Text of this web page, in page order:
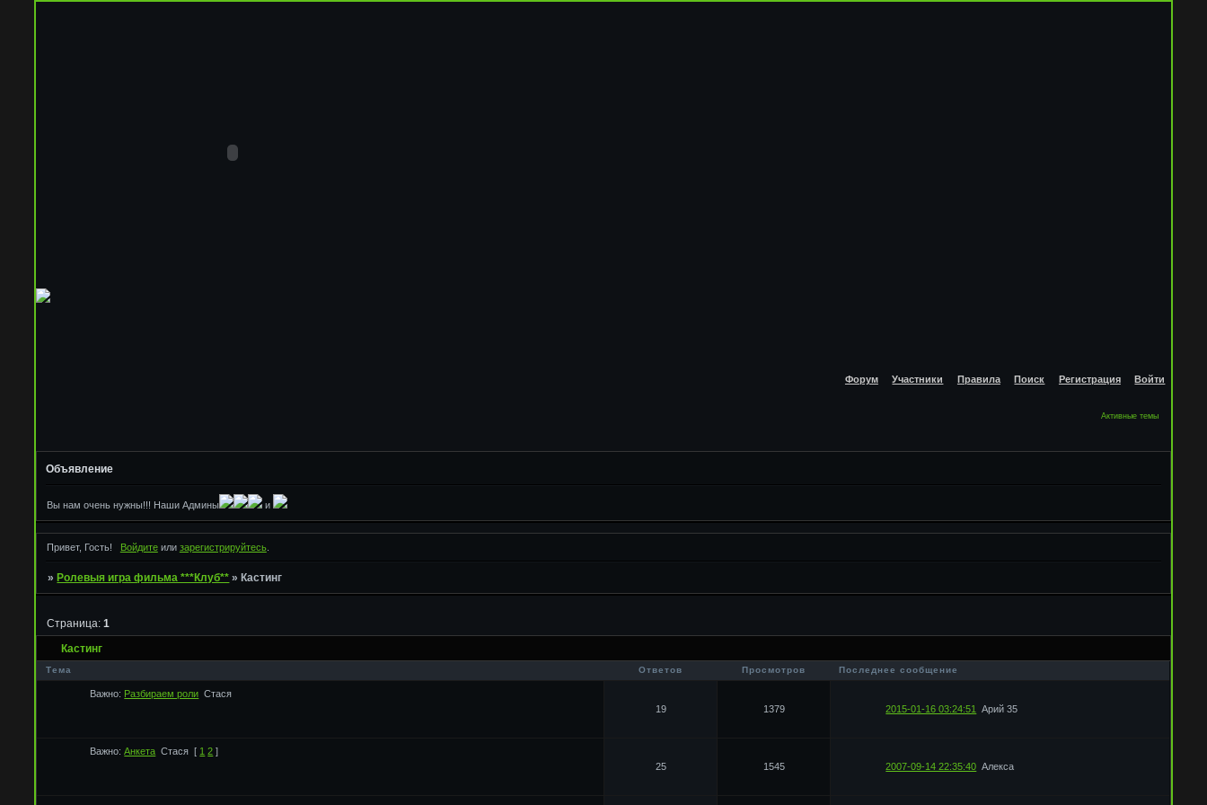
Форум Участники Правила Поиск Регистрация Войти
Активные темы
Объявление
Вы нам очень нужны!!! Наши Админы и
Привет, Гость! Войдитеили зарегистрируйтесь.
» Ролевыя игра фильма ***Клуб** » Кастинг
Кастинг
Страница:1
Тема Ответов Просмотров Последнее сообщение
Важно: Разбираем роли Стася
19
1379 2015-01-16 03:24:51 Арий 35
Важно: Анкета Стася [ 1 2 ]
25
1545 2007-09-14 22:35:40 Алекса